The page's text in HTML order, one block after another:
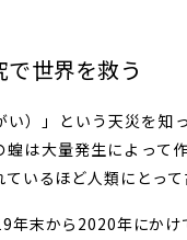
で世界を救う
い）」という天災を
蝗は大量発生によって
いるほど人類にとっ
年末から2020年にかけ